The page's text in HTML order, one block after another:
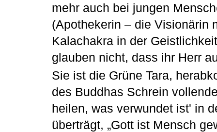
mehr auch bei jungen
(Apothekerin – die Visionärin
Kalachakra in der
glauben nicht, dass ihr Herr
Sie ist die Grüne Tara,
des Buddhas Schrein
heilen, was verwundet ist' in
überträgt, „Gott ist Mensch